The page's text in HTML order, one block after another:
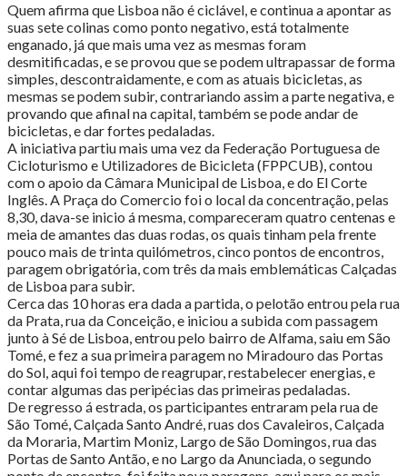
Quem afirma que Lisboa não é ciclável, e continua a apontar as
suas sete colinas como ponto negativo, está totalmente
enganado, já que mais uma vez as mesmas foram
desmitificadas, e se provou que se podem ultrapassar de forma
simples, descontraidamente, e com as atuais bicicletas, as
mesmas se podem subir, contrariando assim a parte negativa, e
provando que afinal na capital, também se pode andar de
bicicletas, e dar fortes pedaladas.
A iniciativa partiu mais uma vez da Federação Portuguesa de
Cicloturismo e Utilizadores de Bicicleta (FPPCUB), contou
com o apoio da Câmara Municipal de Lisboa, e do El Corte
Inglês. A Praça do Comercio foi o local da concentração, pelas
8,30, dava-se inicio á mesma, compareceram quatro centenas e
meia de amantes das duas rodas, os quais tinham pela frente
pouco mais de trinta quilómetros, cinco pontos de encontros,
paragem obrigatória, com três da mais emblemáticas Calçadas
de Lisboa para subir.
Cerca das 10 horas era dada a partida, o pelotão entrou pela rua
da Prata, rua da Conceição, e iniciou a subida com passagem
junto à Sé de Lisboa, entrou pelo bairro de Alfama, saiu em São
Tomé, e fez a sua primeira paragem no Miradouro das Portas
do Sol, aqui foi tempo de reagrupar, restabelecer energias, e
contar algumas das peripécias das primeiras pedaladas.
De regresso á estrada, os participantes entraram pela rua de
São Tomé, Calçada Santo André, ruas dos Cavaleiros, Calçada
da Moraria, Martim Moniz, Largo de São Domingos, rua das
Portas de Santo Antão, e no Largo da Anunciada, o segundo